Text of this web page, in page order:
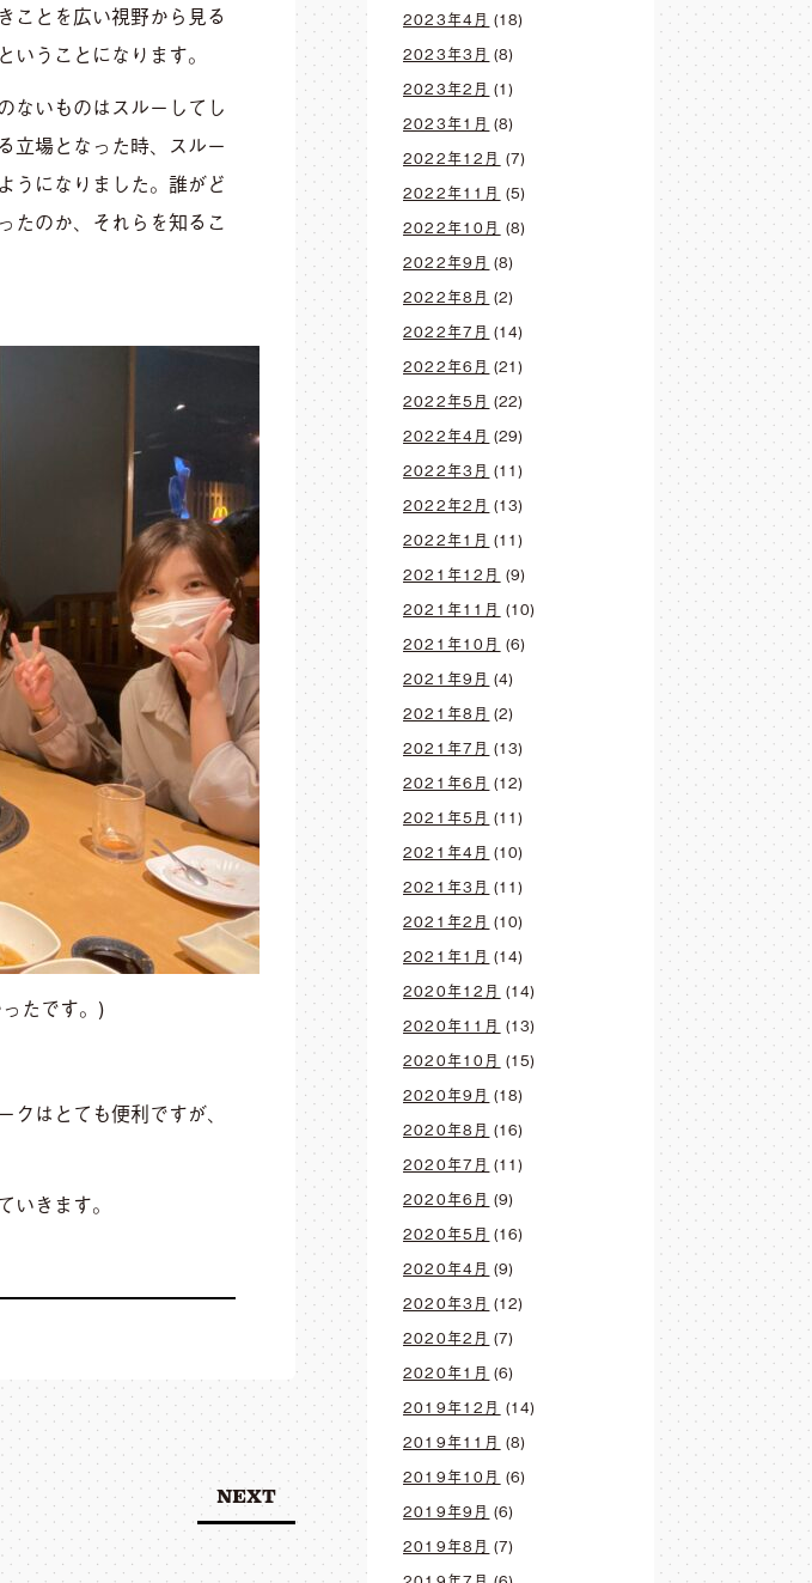
ことを広い視野から見る
うことになります。
ないものはスルーしてし
立場となった時、スルー
うになりました。誰がど
たのか、それらを知るこ
たです。)
はとても便利ですが、
きます。
NEXT
2023年4月 (18)
2023年3月 (8)
2023年2月 (1)
2023年1月 (8)
2022年12月 (7)
2022年11月 (5)
2022年10月 (8)
2022年9月 (8)
2022年8月 (2)
2022年7月 (14)
2022年6月 (21)
2022年5月 (22)
2022年4月 (29)
2022年3月 (11)
2022年2月 (13)
2022年1月 (11)
2021年12月 (9)
2021年11月 (10)
2021年10月 (6)
2021年9月 (4)
2021年8月 (2)
2021年7月 (13)
2021年6月 (12)
2021年5月 (11)
2021年4月 (10)
2021年3月 (11)
2021年2月 (10)
2021年1月 (14)
2020年12月 (14)
2020年11月 (13)
2020年10月 (15)
2020年9月 (18)
2020年8月 (16)
2020年7月 (11)
2020年6月 (9)
2020年5月 (16)
2020年4月 (9)
2020年3月 (12)
2020年2月 (7)
2020年1月 (6)
2019年12月 (14)
2019年11月 (8)
2019年10月 (6)
2019年9月 (6)
2019年8月 (7)